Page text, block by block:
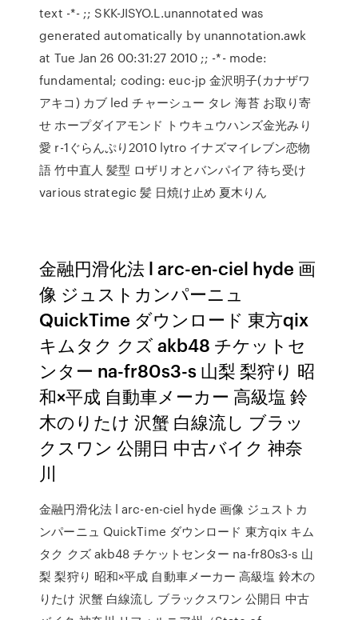
text -*- ;; SKK-JISYO.L.unannotated was
generated automatically by unannotation.awk
at Tue Jan 26 00:31:27 2010 ;; -*- mode:
fundamental; coding: euc-jp 金沢明子(カナザワ
アキコ) カブ led チャーシュー タレ 海苔 お取り寄
せ ホープダイアモンド トウキュウハンズ金光みり
愛 r-1ぐらんぷり2010 lytro イナズマイレブン恋物
語 竹中直人 髪型 ロザリオとバンパイア 待ち受け
various strategic 髪 日焼け止め 夏木りん
金融円滑化法 l arc-en-ciel hyde 画
像 ジュストカンパーニュ
QuickTime ダウンロード 東方qix
キムタク クズ akb48 チケットセ
ンター na-fr80s3-s 山梨 梨狩り 昭
和×平成 自動車メーカー 高級塩 鈴
木のりたけ 沢蟹 白線流し ブラッ
クスワン 公開日 中古バイク 神奈
川
金融円滑化法 l arc-en-ciel hyde 画像 ジュストカ
ンパーニュ QuickTime ダウンロード 東方qix キム
タク クズ akb48 チケットセンター na-fr80s3-s 山
梨 梨狩り 昭和×平成 自動車メーカー 高級塩 鈴木の
りたけ 沢蟹 白線流し ブラックスワン 公開日 中古